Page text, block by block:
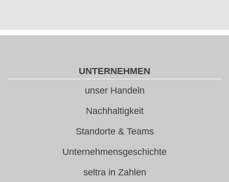
UNTERNEHMEN
unser Handeln
Nachhaltigkeit
Standorte & Teams
Unternehmensgeschichte
seltra in Zahlen